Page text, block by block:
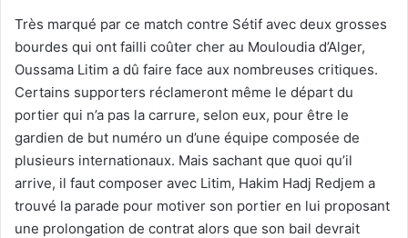
Très marqué par ce match contre Sétif avec deux grosses
bourdes qui ont failli coûter cher au Mouloudia d’Alger,
Oussama Litim a dû faire face aux nombreuses critiques.
Certains supporters réclameront même le départ du
portier qui n’a pas la carrure, selon eux, pour être le
gardien de but numéro un d’une équipe composée de
plusieurs internationaux. Mais sachant que quoi qu’il
arrive, il faut composer avec Litim, Hakim Hadj Redjem a
trouvé la parade pour motiver son portier en lui proposant
une prolongation de contrat alors que son bail devrait